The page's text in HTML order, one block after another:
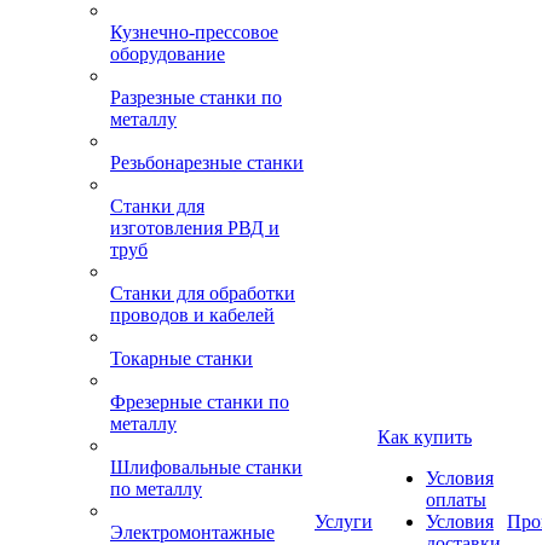
Кузнечно-прессовое
оборудование
Разрезные станки по
металлу
Резьбонарезные станки
Станки для
изготовления РВД и
труб
Станки для обработки
проводов и кабелей
Токарные станки
Фрезерные станки по
металлу
Шлифовальные станки
по металлу
Электромонтажные
Услуги
Как купить
Условия
оплаты
Условия